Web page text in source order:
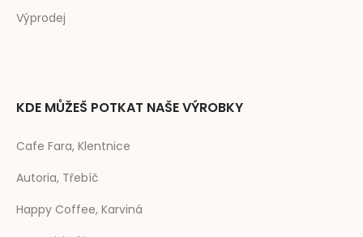
Výprodej
KDE MŮŽEŠ POTKAT NAŠE VÝROBKY
Cafe Fara, Klentnice
Autoria, Třebíč
Happy Coffee, Karviná